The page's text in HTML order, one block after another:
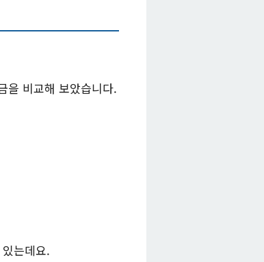
을 비교해 보았습니다.
는데요.